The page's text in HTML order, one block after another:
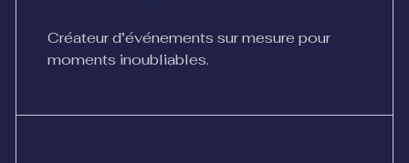
Créateur d’événements sur mesure pour
moments inoubliables.